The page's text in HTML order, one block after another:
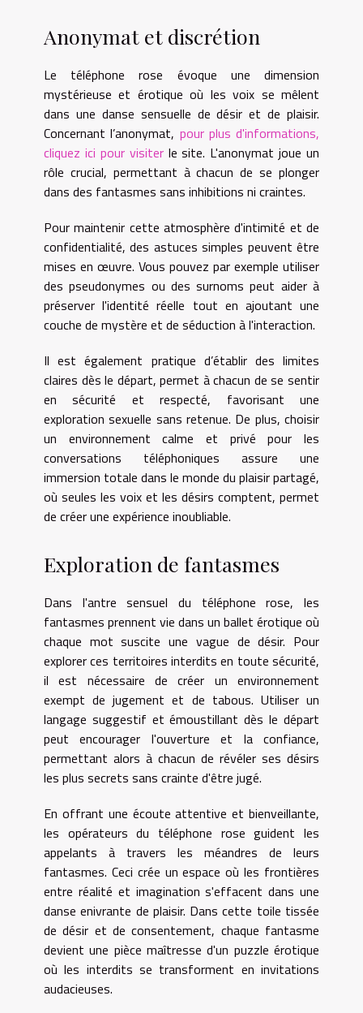
Anonymat et discrétion
Le téléphone rose évoque une dimension
mystérieuse et érotique où les voix se mêlent
dans une danse sensuelle de désir et de plaisir.
Concernant l’anonymat, pour plus d'informations,
cliquez ici pour visiterle site. L'anonymat joue un
rôle crucial, permettant à chacun de se plonger
dans des fantasmes sans inhibitions ni craintes.
Pour maintenir cette atmosphère d'intimité et de
confidentialité, des astuces simples peuvent être
mises en œuvre. Vous pouvez par exemple utiliser
des pseudonymes ou des surnoms peut aider à
préserver l'identité réelle tout en ajoutant une
couche de mystère et de séduction à l'interaction.
Il est également pratique d’établir des limites
claires dès le départ, permet à chacun de se sentir
en sécurité et respecté, favorisant une
exploration sexuelle sans retenue. De plus, choisir
un environnement calme et privé pour les
conversations téléphoniques assure une
immersion totale dans le monde du plaisir partagé,
où seules les voix et les désirs comptent, permet
de créer une expérience inoubliable.
Exploration de fantasmes
Dans l'antre sensuel du téléphone rose, les
fantasmes prennent vie dans un ballet érotique où
chaque mot suscite une vague de désir. Pour
explorer ces territoires interdits en toute sécurité,
il est nécessaire de créer un environnement
exempt de jugement et de tabous. Utiliser un
langage suggestif et émoustillant dès le départ
peut encourager l'ouverture et la confiance,
permettant alors à chacun de révéler ses désirs
les plus secrets sans crainte d'être jugé.
En offrant une écoute attentive et bienveillante,
les opérateurs du téléphone rose guident les
appelants à travers les méandres de leurs
fantasmes. Ceci crée un espace où les frontières
entre réalité et imagination s'effacent dans une
danse enivrante de plaisir. Dans cette toile tissée
de désir et de consentement, chaque fantasme
devient une pièce maîtresse d'un puzzle érotique
où les interdits se transforment en invitations
audacieuses.